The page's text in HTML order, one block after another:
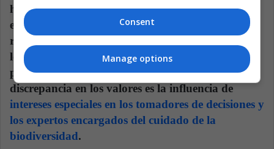
hechos que el público en general. Sin embargo,
existe un motivo de preocupación cuando los
responsables de la toma de decisiones no reflejan
los valores generales de sus constituyentes. Una
posible explicación importante para esta
discrepancia en los valores es la influencia de
intereses especiales en los tomadores de decisiones y
los expertos encargados del cuidado de la
biodiversidad.
Consent
Manage options